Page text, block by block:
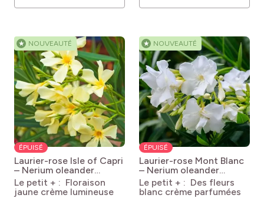
★ NOUVEAUTÉ
ÉPUISÉ
Laurier-rose Isle of Capri
– Nerium oleander
Nerium oleander Isle of
Capri
Le petit + : Floraison
jaune crème lumineuse
★ NOUVEAUTÉ
ÉPUISÉ
Laurier-rose Mont Blanc
– Nerium oleander
Nerium oleander Mont
Blanc
Le petit + : Des fleurs
blanc crème parfumées